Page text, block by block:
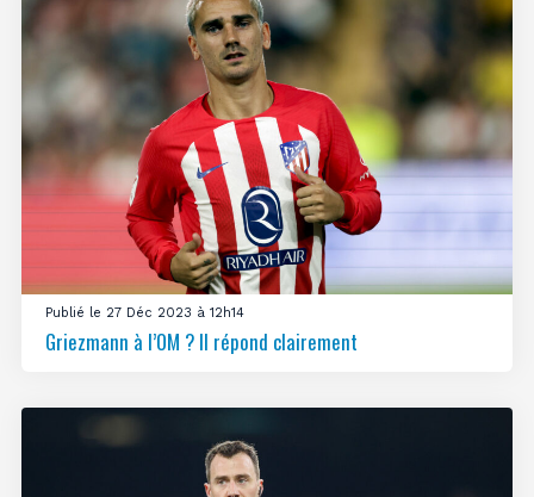
Publié le 27 Déc 2023 à 12h14
Griezmann à l’OM ? Il répond clairement